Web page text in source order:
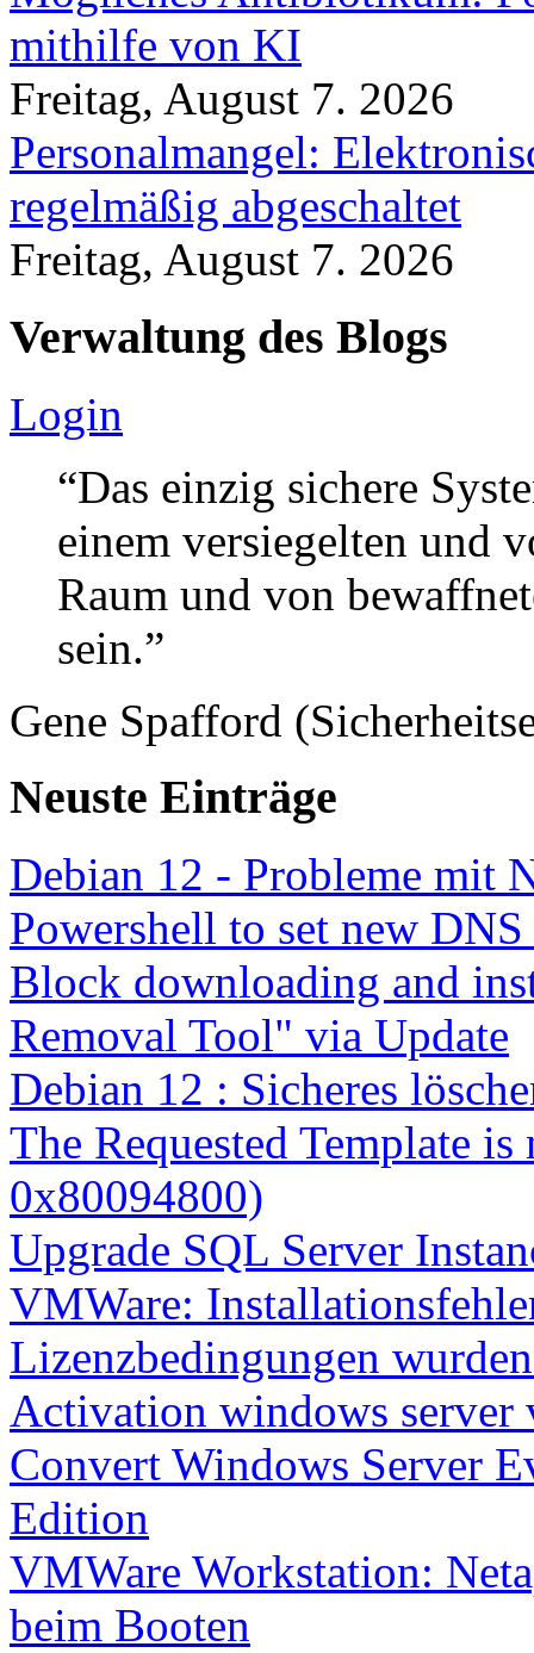
mithilfe von KI
Freitag, August 7. 2026
Personalmangel:
regelmäßig abgeschaltet
Freitag, August 7. 2026
Verwaltung des Blogs
Login
“Das einzig sichere
einem versiegelten und
Raum und von
sein.”
Gene Spafford
Neuste Einträge
Debian 12 - Probleme mit
Powershell to set new
Block downloading and
Removal Tool" via Update
Debian 12 : Sicheres
The Requested Template
0x80094800)
Upgrade SQL Server
VMWare:
Lizenzbedingungen
Activation windows server
Convert Windows Server
Edition
VMWare Workstation:
beim Booten